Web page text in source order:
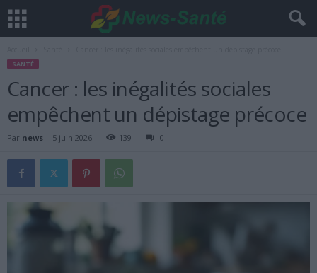
SANTÉ
Cancer : les inégalités sociales
empêchent un dépistage précoce
Par news - 5 juin 2026 139 0